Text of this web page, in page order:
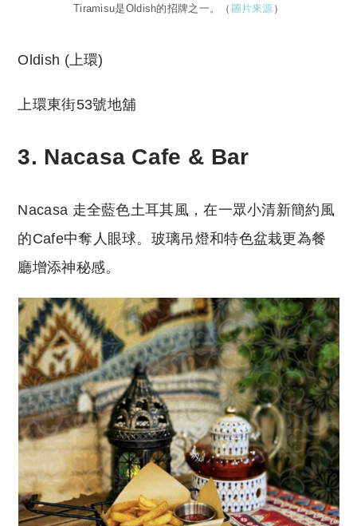
Tiramisu是Oldish的招牌之一。（ 圖片來源 ）
Oldish (上環)
上環東街53號地舖
3. Nacasa Cafe & Bar
Nacasa 走全藍色土耳其風，在一眾小清新簡約風
的Cafe中奪人眼球。玻璃吊燈和特色盆栽更為餐
廳增添神秘感。